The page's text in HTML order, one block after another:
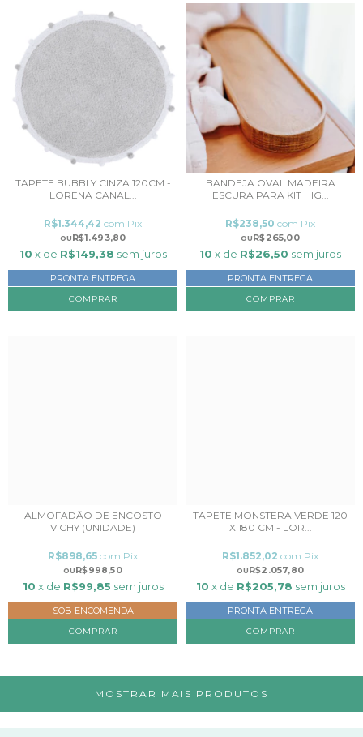
TAPETE BUBBLY CINZA 120CM -
LORENA CANAL...
R$1.493,80
R$1.344,42 com Pix
10 x de R$149,38 sem juros
PRONTA ENTREGA
BANDEJA OVAL MADEIRA
ESCURA PARA KIT HIG...
R$265,00
R$238,50 com Pix
10 x de R$26,50 sem juros
PRONTA ENTREGA
ALMOFADÃO DE ENCOSTO
VICHY (UNIDADE)
R$998,50
R$898,65 com Pix
10 x de R$99,85 sem juros
SOB ENCOMENDA
COMPRAR
TAPETE MONSTERA VERDE 120
X 180 CM - LOR...
R$2.057,80
R$1.852,02 com Pix
10 x de R$205,78 sem juros
PRONTA ENTREGA
MOSTRAR MAIS PRODUTOS